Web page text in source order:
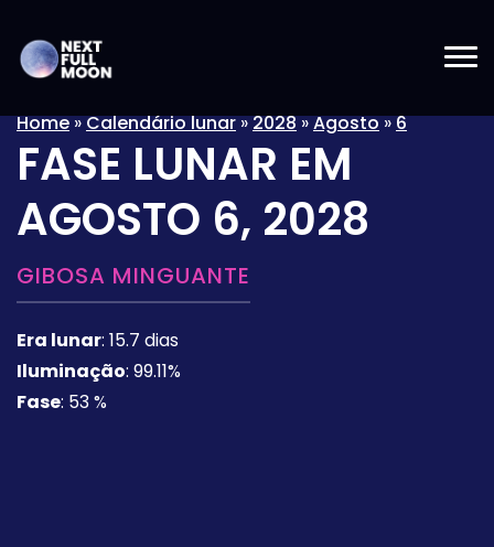
Home»Calendário lunar»2028»Agosto»6
FASE LUNAR EM
AGOSTO 6, 2028
GIBOSA MINGUANTE
Era lunar: 15.7 dias
Iluminação: 99.11%
Fase: 53 %